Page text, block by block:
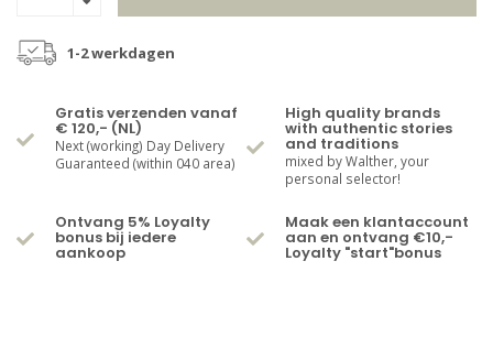
1-2 werkdagen
Gratis verzenden vanaf
€ 120,- (NL)
Next (working) Day Delivery
Guaranteed (within 040 area)
High quality brands
with authentic stories
and traditions
mixed by Walther, your
personal selector!
Ontvang 5% Loyalty
bonus bij iedere
aankoop
Maak een klantaccount
aan en ontvang €10,-
Loyalty "start"bonus